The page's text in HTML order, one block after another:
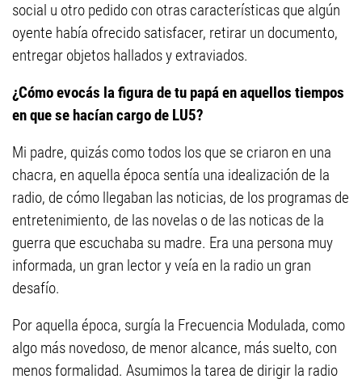
social u otro pedido con otras características que algún
oyente había ofrecido satisfacer, retirar un documento,
entregar objetos hallados y extraviados.
¿Cómo evocás la figura de tu papá en aquellos tiempos
en que se hacían cargo de LU5?
Mi padre, quizás como todos los que se criaron en una
chacra, en aquella época sentía una idealización de la
radio, de cómo llegaban las noticias, de los programas de
entretenimiento, de las novelas o de las noticas de la
guerra que escuchaba su madre. Era una persona muy
informada, un gran lector y veía en la radio un gran
desafío.
Por aquella época, surgía la Frecuencia Modulada, como
algo más novedoso, de menor alcance, más suelto, con
menos formalidad. Asumimos la tarea de dirigir la radio